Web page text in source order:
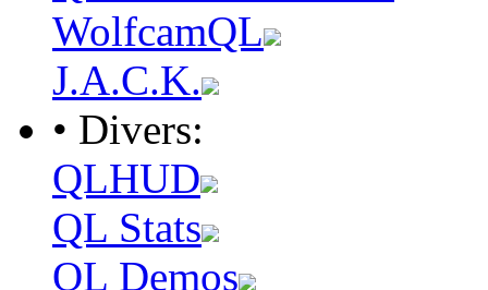
WolfcamQL
J.A.C.K.
• Divers:
QLHUD
QL Stats
QL Demos